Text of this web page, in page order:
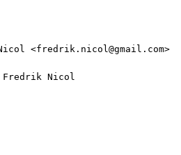
<fredrik.nicol@gmail.com>
Fredrik Nicol